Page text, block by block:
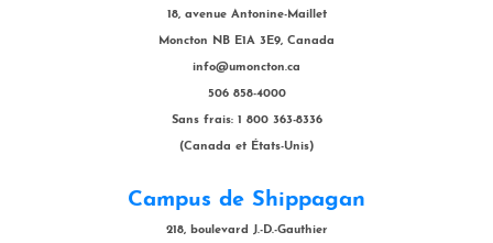
18, avenue Antonine-Maillet
Moncton NB E1A 3E9, Canada
info@umoncton.ca
506 858-4000
Sans frais: 1 800 363-8336
(Canada et États-Unis)
Campus de Shippagan
218, boulevard J.-D.-Gauthier